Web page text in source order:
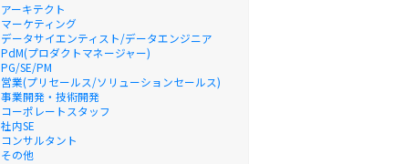
アーキテクト
マーケティング
データサイエンティスト/データエンジニア
PdM(プロダクトマネージャー)
PG/SE/PM
営業(プリセールス/ソリューションセールス)
事業開発・技術開発
コーポレートスタッフ
社内SE
コンサルタント
その他